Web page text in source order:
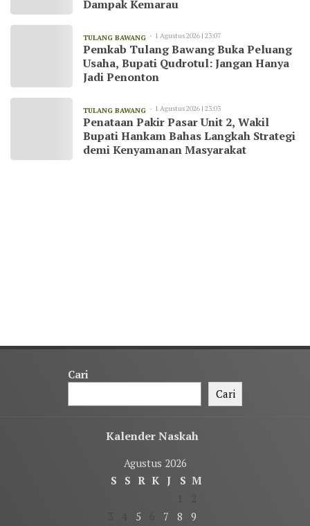
Dampak Kemarau
TULANG BAWANG 1 Agustus 2026 | 23:07
Pemkab Tulang Bawang Buka Peluang
Usaha, Bupati Qudrotul: Jangan Hanya
Jadi Penonton
TULANG BAWANG 1 Agustus 2026 | 23:03
Penataan Pakir Pasar Unit 2, Wakil
Bupati Hankam Bahas Langkah Strategi
demi Kenyamanan Masyarakat
Cari
Cari
Kalender Naskah
Agustus 2026
S
S R K J S M
5 7 8
9